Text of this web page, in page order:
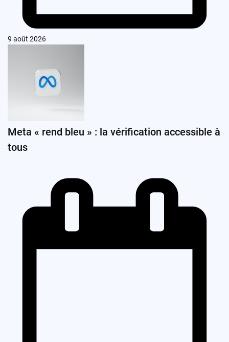
9 août 2026
Meta « rend bleu » : la vérification accessible à
tous